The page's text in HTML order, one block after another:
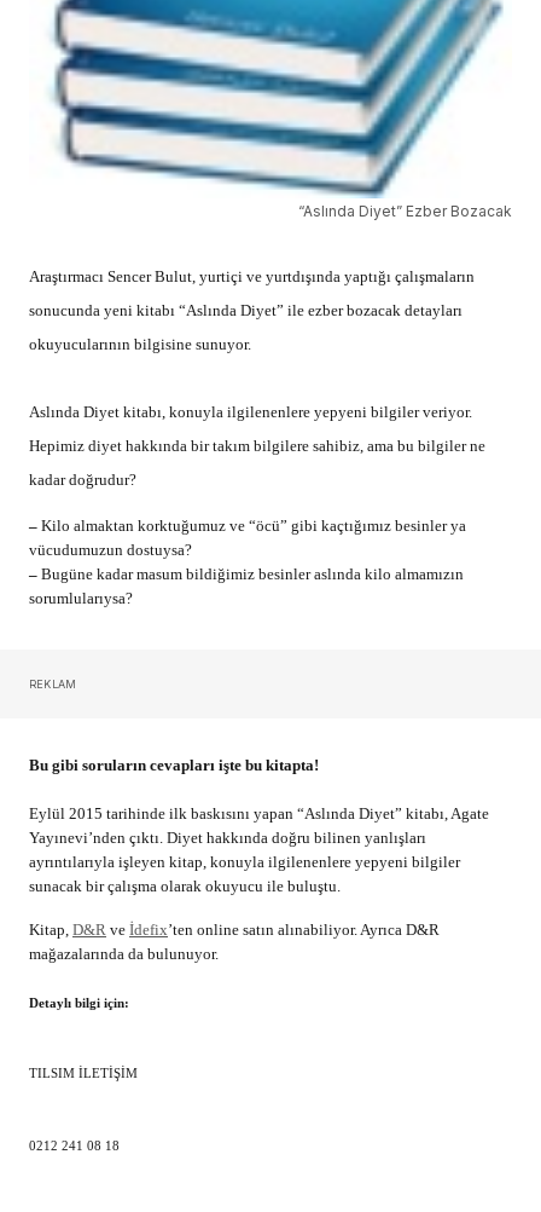
“Aslında Diyet” Ezber Bozacak
Araştırmacı Sencer Bulut, yurtiçi ve yurtdışında yaptığı çalışmaların
sonucunda yeni kitabı “Aslında Diyet” ile ezber bozacak detayları
okuyucularının bilgisine sunuyor.
Aslında Diyet kitabı, konuyla ilgilenenlere yepyeni bilgiler veriyor.
Hepimiz diyet hakkında bir takım bilgilere sahibiz, ama bu bilgiler ne
kadar doğrudur?
– Kilo almaktan korktuğumuz ve “öcü” gibi kaçtığımız besinler ya
vücudumuzun dostuysa?
– Bugüne kadar masum bildiğimiz besinler aslında kilo almamızın
sorumlularıysa?
REKLAM
Bu gibi soruların cevapları işte bu kitapta!
Eylül 2015 tarihinde ilk baskısını yapan “Aslında Diyet” kitabı, Agate
Yayınevi’nden çıktı. Diyet hakkında doğru bilinen yanlışları
ayrıntılarıyla işleyen kitap, konuyla ilgilenenlere yepyeni bilgiler
sunacak bir çalışma olarak okuyucu ile buluştu.
Kitap, D&R ve İdefix’ten online satın alınabiliyor. Ayrıca D&R
mağazalarında da bulunuyor.
Detaylı bilgi için:
TILSIM İLETİŞİM
0212 241 08 18